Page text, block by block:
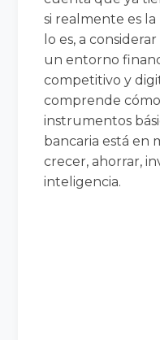
si realmente es la
lo es, a
un entorno
competitivo y
comprende
instrumentos
bancaria está en
crecer, ahorrar,
inteligencia.